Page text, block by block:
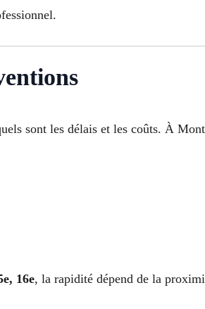
sont les délais et les coûts. À
16e, la rapidité dépend de la